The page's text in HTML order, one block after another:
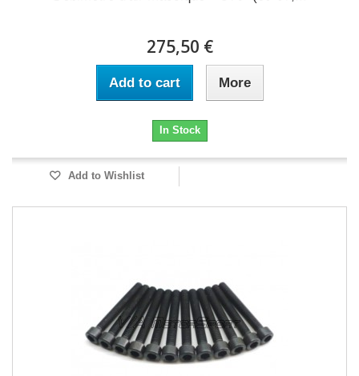
275,50 €
Add to cart More
In Stock
Add to Wishlist